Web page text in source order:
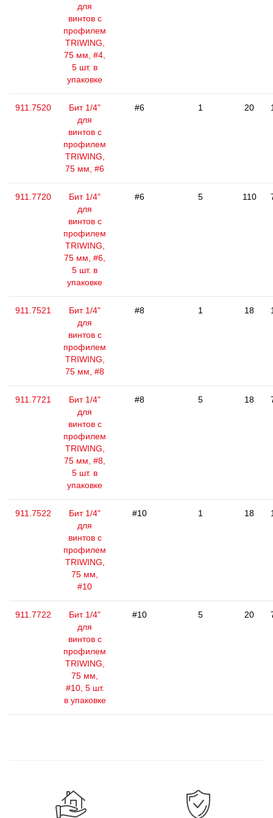
для
винтов с
профилем
TRIWING,
75 мм, #4,
5 шт. в
упаковке
911.7520
Бит 1/4"
для
винтов с
профилем
TRIWING,
75 мм, #6
#6 1 20
911.7720
Бит 1/4"
для
винтов с
профилем
TRIWING,
75 мм, #6,
5 шт. в
упаковке
#6 5 110
911.7521
Бит 1/4"
для
винтов с
профилем
TRIWING,
75 мм, #8
#8 1 18
911.7721
Бит 1/4"
для
винтов с
профилем
TRIWING,
75 мм, #8,
5 шт. в
упаковке
#8 5 18
911.7522
Бит 1/4"
для
винтов с
профилем
TRIWING,
75 мм,
#10
#10 1 18
911.7722
Бит 1/4"
для
винтов с
профилем
TRIWING,
75 мм,
#10, 5 шт.
в упаковке
#10 5 20